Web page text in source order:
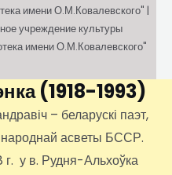
имени О.М.Ковалевского" |
учреждение культуры
имени О.М.Ковалевского"
(1918-1993)
– беларускі паэт,
народнай асветы БССР.
г. у в. Рудня-Альхоўка